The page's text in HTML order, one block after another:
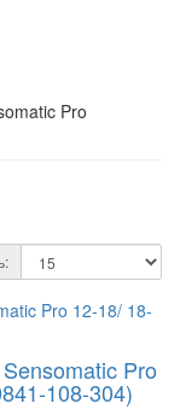
Pro
Pro
108-304)